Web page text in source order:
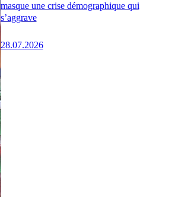
masque une crise démographique qui
s’aggrave
28.07.2026